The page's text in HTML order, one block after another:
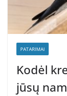
PATARIMAI
Kodėl
jūsų